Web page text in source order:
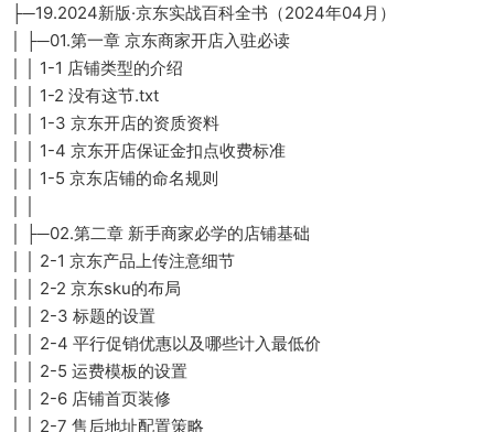
├─19.2024新版·京东实战百科全书（2024年04月）
│ ├─01.第一章 京东商家开店入驻必读
│ │ 1-1 店铺类型的介绍
│ │ 1-2 没有这节.txt
│ │ 1-3 京东开店的资质资料
│ │ 1-4 京东开店保证金扣点收费标准
│ │ 1-5 京东店铺的命名规则
│ ├─02.第二章 新手商家必学的店铺基础
│ │ 2-1 京东产品上传注意细节
│ │ 2-2 京东sku的布局
│ │ 2-3 标题的设置
│ │ 2-4 平行促销优惠以及哪些计入最低价
│ │ 2-5 运费模板的设置
│ │ 2-6 店铺首页装修
│ │ 2-7 售后地址配置策略